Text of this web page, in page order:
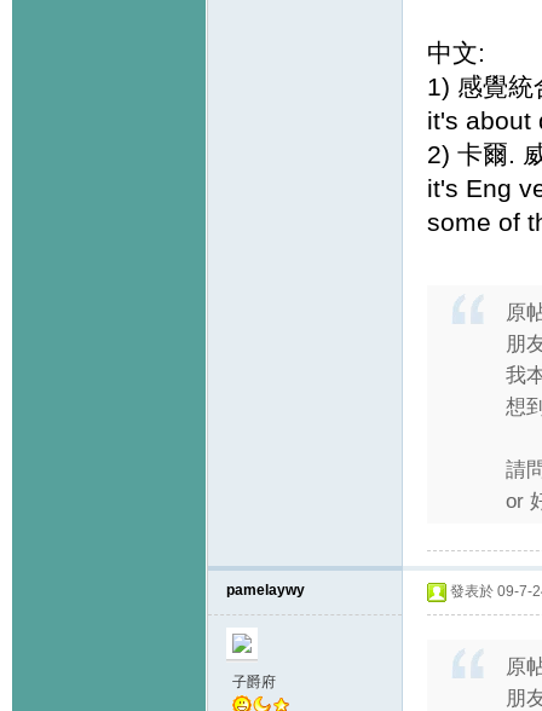
中文:
1) 感覺統
it's about
2) 卡爾.
it's Eng
some of
原
朋
我
想
請
or
pamelaywy
子爵府
發表於 09-7-
原
朋